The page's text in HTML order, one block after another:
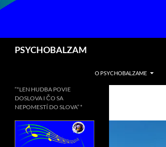
PSYCHOBALZAM
O PSYCHOBALZAME
“*LEN HUDBA POVIE
DOSLOVA I ČO SA
NEPOMESTÍ DO SLOVA” *